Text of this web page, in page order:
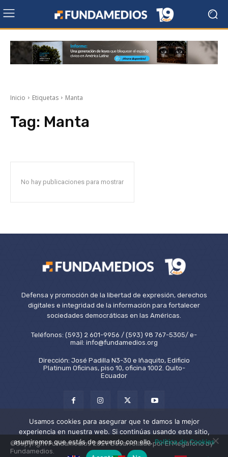
Inicio Etiquetas Manta
Tag: Manta
No hay publicaciones para mostrar
Defensa y promoción de la libertad de expresión, derechos
digitales e integridad de la información para fortalecer
sociedades democráticas en las Américas.
Teléfonos: (593) 2 601-9956 / (593) 98 767-5305/ e-
mail: info@fundamedios.org
Dirección: José Padilla N3-30 e Iñaquito, Edificio
Platinum Oficinas, piso 10, oficina 1002. Quito-
Ecuador
©Copyright Fundamedios 2021. Desarrollado por El Megáfono by
Fundamedios.
Usamos cookies para asegurar que te damos la mejor
experiencia en nuestra web. Si continúas usando este sitio,
asumiremos que estás de acuerdo con ello.Política de Cookies